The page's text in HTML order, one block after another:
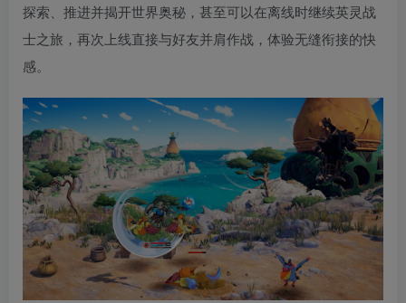
探索、推进并揭开世界奥秘，甚至可以在离线时继续英灵战
士之旅，再次上线直接与好友并肩作战，体验无缝衔接的快
感。